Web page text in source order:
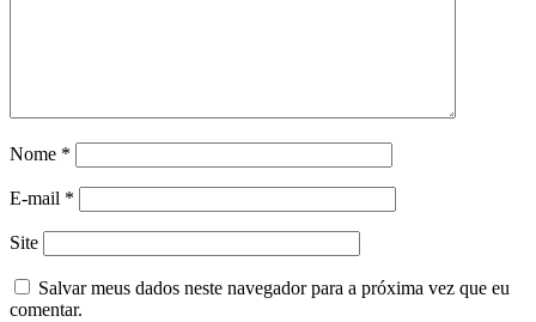
Nome *
E-mail *
Site
Salvar meus dados neste navegador para a próxima vez que eu
comentar.